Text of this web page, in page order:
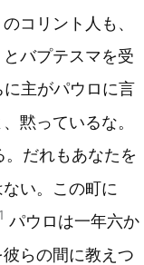
コリント人も、
バプテスマを受
主がパウロに言
黙っているな。
だれもあなたを
い。この町に
パウロは一年六か
らの間に教えつ